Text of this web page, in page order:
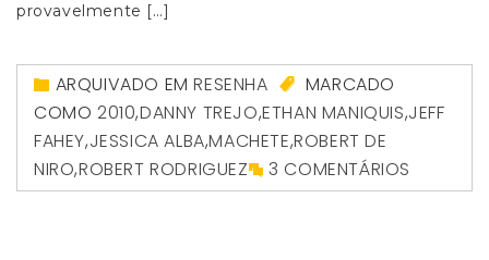
provavelmente […]
ARQUIVADO EMRESENHA
MARCADO
COMO 2010,DANNY TREJO,ETHAN MANIQUIS,JEFF
FAHEY,JESSICA ALBA,MACHETE,ROBERT DE
NIRO,ROBERT RODRIGUEZ 3 COMENTÁRIOS